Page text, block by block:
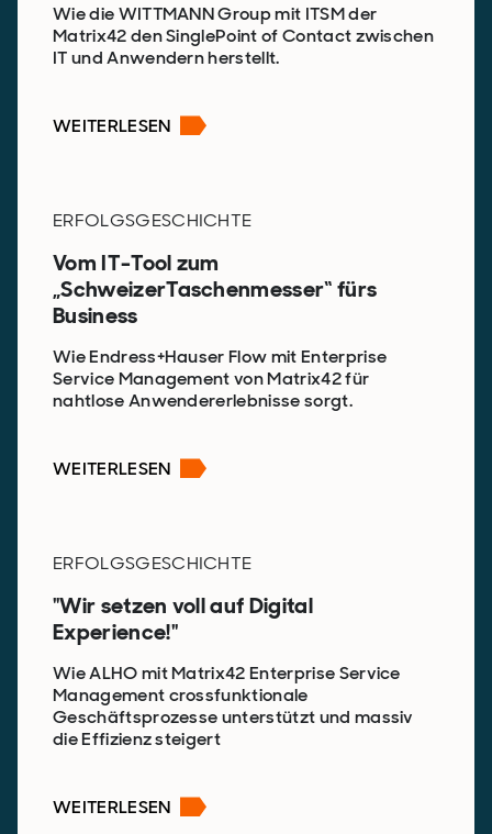
Wie die WITTMANN Group mit ITSM der
Matrix42 den SinglePoint of Contact zwischen
IT und Anwendern herstellt.
WEITERLESEN
ERFOLGSGESCHICHTE
Vom IT-Tool zum
„SchweizerTaschenmesser“ fürs
Business
Wie Endress+Hauser Flow mit Enterprise
Service Management von Matrix42 für
nahtlose Anwendererlebnisse sorgt.
WEITERLESEN
ERFOLGSGESCHICHTE
"Wir setzen voll auf Digital
Experience!"
Wie ALHO mit Matrix42 Enterprise Service
Management crossfunktionale
Geschäftsprozesse unterstützt und massiv
die Effizienz steigert
WEITERLESEN